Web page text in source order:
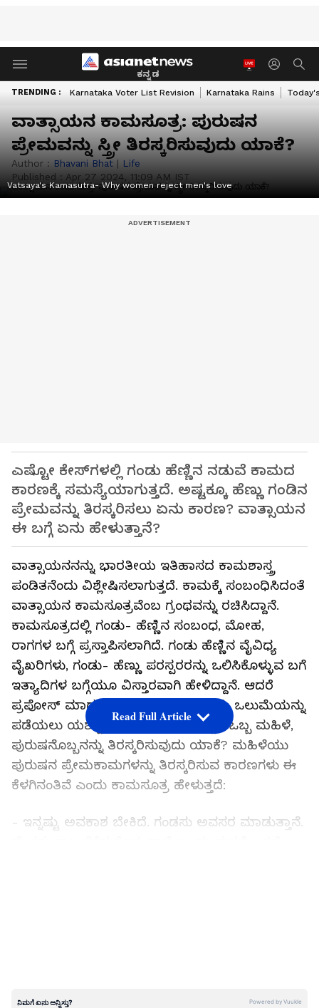
ಕನ್ನಡ
TRENDING : Karnataka Voter List Revision Karnataka Rains
ವಾತ್ಸಾಯನ ಕಾಮಸೂತ್ರ: ಪುರುಷನ
ಪ್ರೇಮವನ್ನು ಸ್ತ್ರೀ ತಿರಸ್ಕರಿಸುವುದು ಯಾಕೆ?
Author : Bhavani Bhat | Life
Published : Apr 27 2024, 11:09 AM IST
Vatsaya's Kamasutra- Why women reject men's love
ಎಷ್ಟೋ ಕೇಸ್‌ಗಳಲ್ಲಿ ಗಂಡು ಹೆಣ್ಣಿನ ನಡುವೆ ಕಾಮದ
ಕಾರಣಕ್ಕೆ ಸಮಸ್ಯೆಯಾಗುತ್ತದೆ. ಅಷ್ಟಕ್ಕೂ ಹೆಣ್ಣು ಗಂಡಿನ
ಪ್ರೇಮವನ್ನು ತಿರಸ್ಕರಿಸಲು ಏನು ಕಾರಣ? ವಾತ್ಸಾಯನ
ಈ ಬಗ್ಗೆ ಏನು ಹೇಳುತ್ತಾನೆ?
ವಾತ್ಸಾಯನನನ್ನು ಭಾರತೀಯ ಇತಿಹಾಸದ ಕಾಮಶಾಸ್ತ್ರ
ಪಂಡಿತನೆಂದು ವಿಶ್ಲೇಷಿಸಲಾಗುತ್ತದೆ. ಕಾಮಕ್ಕೆ ಸಂಬಂಧಿಸಿದಂತೆ
ವಾತ್ಸಾಯನ ಕಾಮಸೂತ್ರವೆಂಬ ಗ್ರಂಥವನ್ನು ರಚಿಸಿದ್ದಾನೆ.
ಕಾಮಸೂತ್ರದಲ್ಲಿ ಗಂಡು- ಹೆಣ್ಣಿನ ಸಂಬಂಧ, ಮೋಹ,
ರಾಗಗಳ ಬಗ್ಗೆ ಪ್ರಸ್ತಾಪಿಸಲಾಗಿದೆ. ಗಂಡು ಹೆಣ್ಣಿನ ವೈವಿಧ್ಯ
ವೈಖರಿಗಳು, ಗಂಡು- ಹೆಣ್ಣು ಪರಸ್ಪರರನ್ನು ಒಲಿಸಿಕೊಳ್ಳುವ ಬಗೆ
ಇತ್ಯಾದಿಗಳ ಬಗ್ಗೆಯೂ ವಿಸ್ತಾರವಾಗಿ ಹೇಳಿದ್ದಾನೆ. ಆದರೆ
ಪ್ರಪೋಸ್‌ ಮಾಡುವ ಎಲ್ಲ ಗಂಡಸರೂ ಸ್ತ್ರೀಯ ಒಲುಮೆಯನ್ನು
ಪಡೆಯಲು ಯಶಸ್ವಿಯಾಗುವುದಿಲ್ಲ. ಹಾಗಿದ್ದರೆ ಒಬ್ಬ ಮಹಿಳೆ,
ಪುರುಷನೊಬ್ಬನನ್ನು ತಿರಸ್ಕರಿಸುವುದು ಯಾಕೆ? ಮಹಿಳೆಯು
ಪುರುಷನ ಪ್ರೇಮಕಾಮಗಳನ್ನು ತಿರಸ್ಕರಿಸುವ ಕಾರಣಗಳು ಈ
ಕೆಳಗಿನಂತಿವೆ ಎಂದು ಕಾಮಸೂತ್ರ ಹೇಳುತ್ತದೆ:
- ಇನ್ನಷ್ಟು ಅವಕಾಶ ಬೇಕಿದೆ. ಗಂಡಸು ಅವಸರ ಮಾಡುತ್ತಾನೆ.
Read Full Article